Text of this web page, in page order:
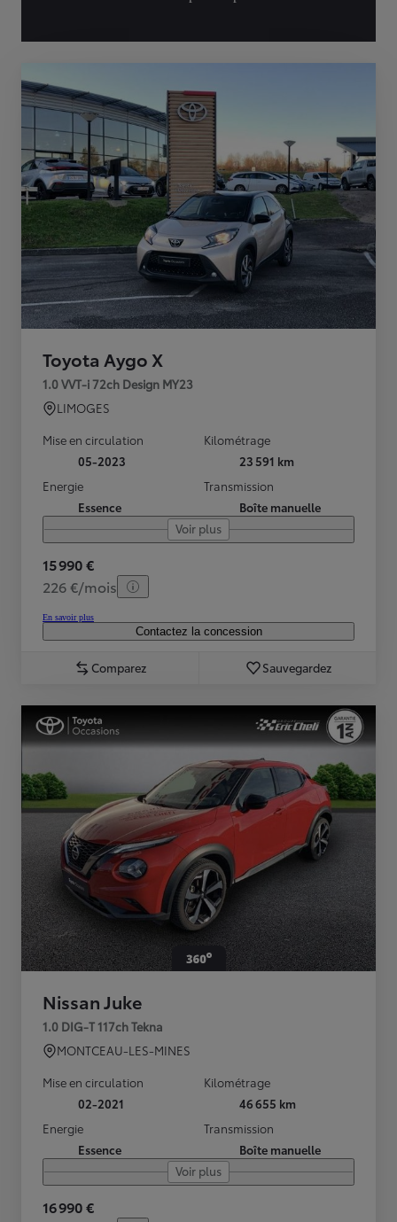
Toyota Aygo X
1.0 VVT-i 72ch Design MY23
LIMOGES
Mise en circulation
05-2023
Kilométrage
23 591 km
Energie
Essence
Transmission
Boîte manuelle
Voir plus
15 990 €
226 €/mois
En savoir plus
Contactez la concession
Comparez Sauvegardez
Nissan Juke
1.0 DIG-T 117ch Tekna
MONTCEAU-LES-MINES
Mise en circulation
02-2021
Kilométrage
46 655 km
Energie
Essence
Transmission
Boîte manuelle
Voir plus
16 990 €